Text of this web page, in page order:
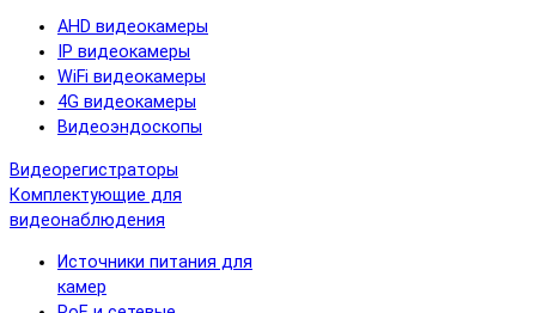
AHD видеокамеры
IP видеокамеры
WiFi видеокамеры
4G видеокамеры
Видеоэндоскопы
Видеорегистраторы
Комплектующие для
видеонаблюдения
Источники питания для
камер